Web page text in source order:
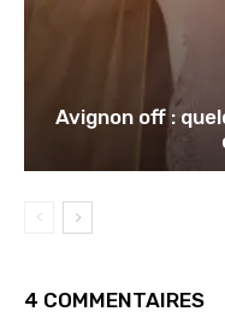
Avignon off :
4 COMMENTAIRES